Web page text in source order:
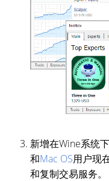
新增在Wine系统下
和Mac OS用户现
和复制交易服务。